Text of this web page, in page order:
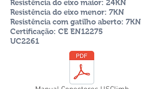
Resistência do eixo maior: 24KN
Resistência do eixo menor: 7KN
Resistência com gatilho aberto: 7KN
Certificação: CE EN12275
UC2261